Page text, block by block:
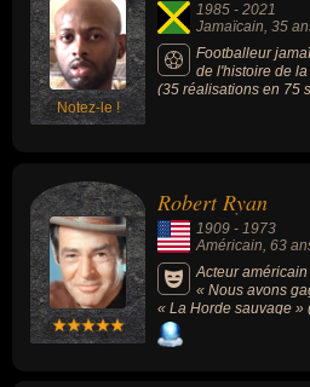
Notez-le !
1985 - 2021
Jamaïcain, 35
Footballeur
de l'histoire de
(35 réalisations en 75
Robert Ryan
1909 - 1973
Américain , 63
Acteur
« Nous avons
« La Horde sauvage »
homme est passé »